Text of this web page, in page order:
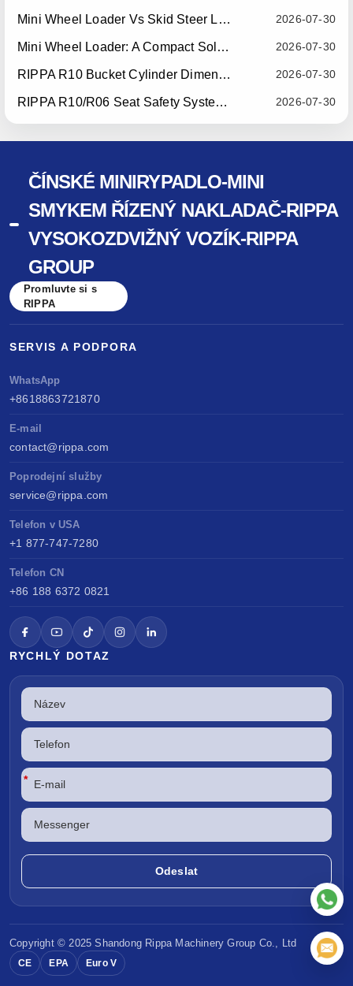
2026-07-30
Mini Wheel Loader Vs Skid Steer Loader: Which Compact Machine Is Better For Your Business?
2026-07-30
Mini Wheel Loader: A Compact Solution For Efficient Material Handling
2026-07-30
RIPPA R10 Bucket Cylinder Dimension Optimization — Effective July 15, 2026
2026-07-30
RIPPA R10/R06 Seat Safety System Upgrade — Effective July 22, 2026
ČÍNSKÉ MINIRYPADLO-MINI
SMYKEM ŘÍZENÝ NAKLADAČ-RIPPA
VYSOKOZDVIŽNÝ VOZÍK-RIPPA
GROUP
Promluvte si s
RIPPA
SERVIS A PODPORA
WhatsApp
+8618863721870
E-mail
contact@rippa.com
Poprodejní služby
service@rippa.com
Telefon v USA
+1 877-747-7280
Telefon CN
+86 188 6372 0821
RYCHLÝ DOTAZ
*
Copyright © 2025 Shandong Rippa Machinery Group Co., Ltd
CE EPA Euro V